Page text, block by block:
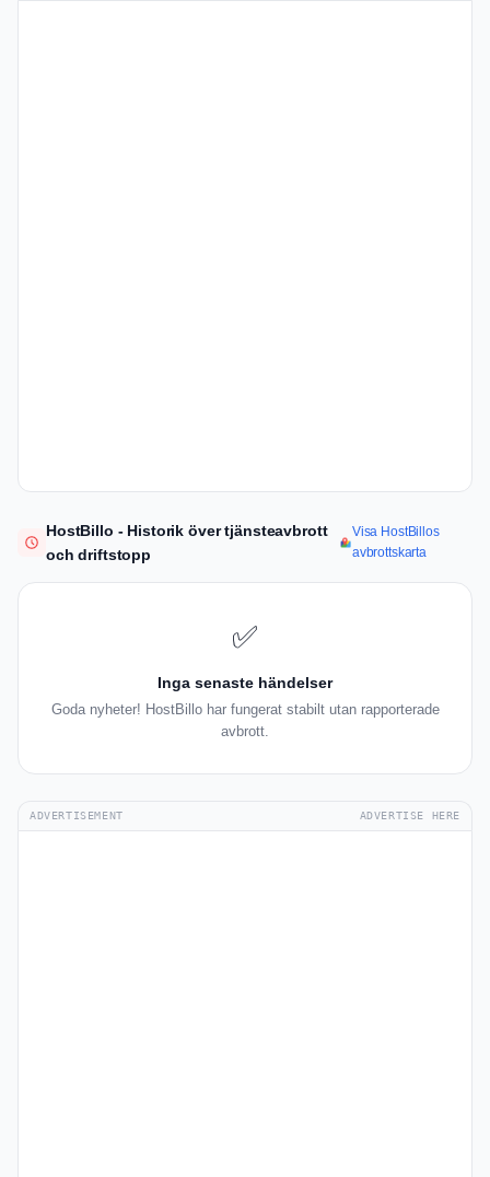
HostBillo - Historik över tjänsteavbrott
och driftstopp
Visa HostBillos
avbrottskarta
✅
Inga senaste händelser
Goda nyheter! HostBillo har fungerat stabilt utan rapporterade
avbrott.
ADVERTISEMENT ADVERTISE HERE